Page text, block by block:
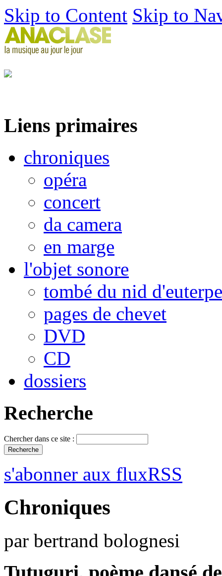
Skip to Content Skip to
Liens primaires
chroniques
opéra
concert
da camera
en marge
l'objet sonore
tombé du nid d'euterpe
pages de chevet
DVD
CD
dossiers
Recherche
Chercher dans ce site :
s'abonner aux fluxRSS
Chroniques
par bertrand bolognesi